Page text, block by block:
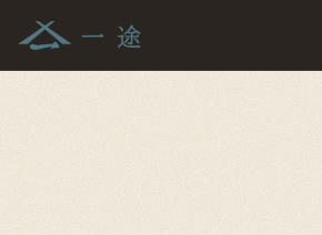
岐阜県の外壁塗装